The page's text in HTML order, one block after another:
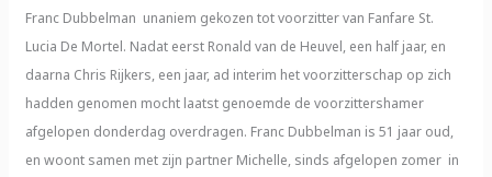
Franc Dubbelman unaniem gekozen tot voorzitter van Fanfare St.
Lucia De Mortel. Nadat eerst Ronald van de Heuvel, een half jaar, en
daarna Chris Rijkers, een jaar, ad interim het voorzitterschap op zich
hadden genomen mocht laatst genoemde de voorzittershamer
afgelopen donderdag overdragen. Franc Dubbelman is 51 jaar oud,
en woont samen met zijn partner Michelle, sinds afgelopen zomer in